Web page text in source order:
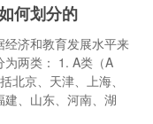
何划分的
经济和教育发展水平来
为两类： 1. A类（A
北京、天津、上海、
建、山东、河南、湖